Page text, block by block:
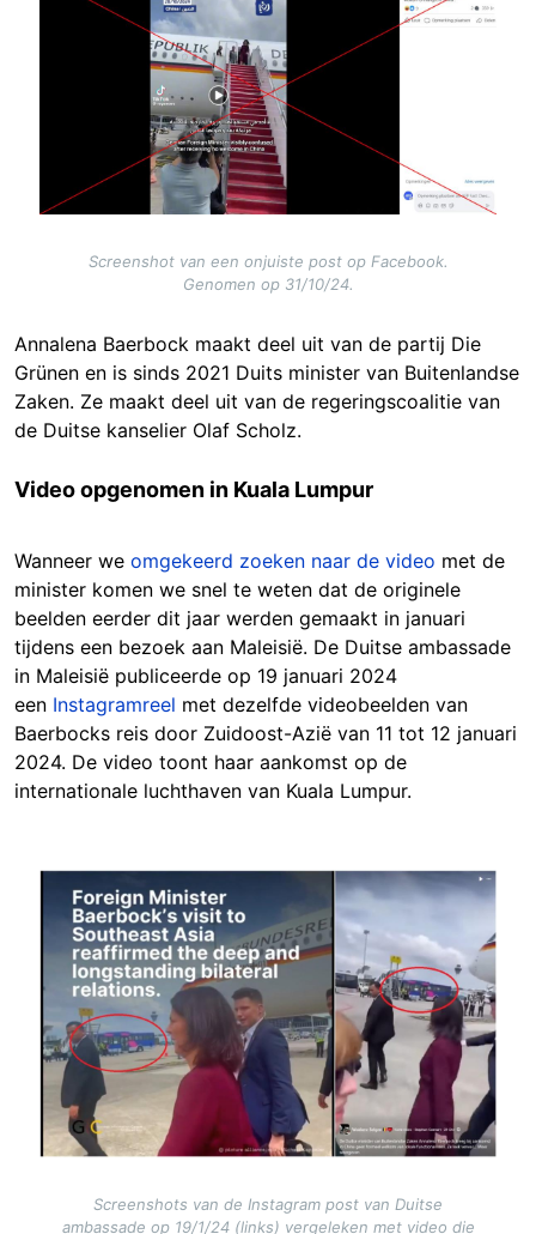
Screenshot van een onjuiste post op Facebook.
Genomen op 31/10/24.
Annalena Baerbock maakt deel uit van de partij Die
Grünen en is sinds 2021 Duits minister van Buitenlandse
Zaken. Ze maakt deel uit van de regeringscoalitie van
de Duitse kanselier Olaf Scholz.
Video opgenomen in Kuala Lumpur
Wanneer we omgekeerd zoeken naar de video met de
minister komen we snel te weten dat de originele
beelden eerder dit jaar werden gemaakt in januari
tijdens een bezoek aan Maleisië. De Duitse ambassade
in Maleisië publiceerde op 19 januari 2024
een Instagramreel met dezelfde videobeelden van
Baerbocks reis door Zuidoost-Azië van 11 tot 12 januari
2024. De video toont haar aankomst op de
internationale luchthaven van Kuala Lumpur.
Screenshots van de Instagram post van Duitse
ambassade op 19/1/24 (links) vergeleken met video die